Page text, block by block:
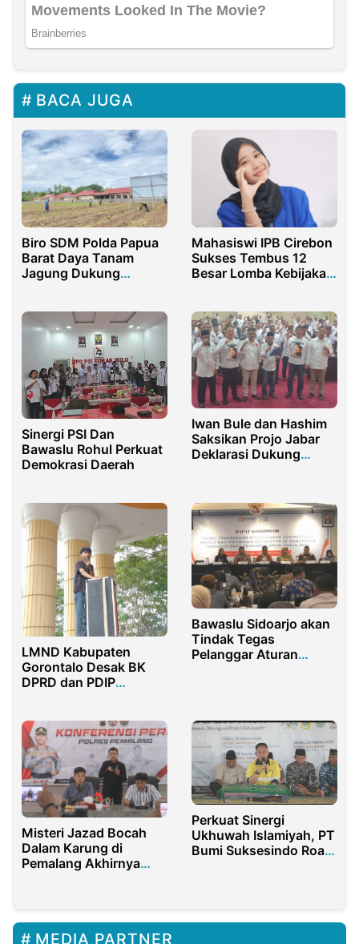
BACA JUGA
Biro SDM Polda Papua
Barat Daya Tanam
Jagung Dukung
Mahasiswi IPB Cirebon
Sukses Tembus 12
Besar Lomba Kebijakan
Sinergi PSI Dan
Bawaslu Rohul Perkuat
Demokrasi Daerah
Iwan Bule dan Hashim
Saksikan Projo Jabar
Deklarasi Dukung
LMND Kabupaten
Gorontalo Desak BK
DPRD dan PDIP
Bawaslu Sidoarjo akan
Tindak Tegas
Pelanggar Aturan
Misteri Jazad Bocah
Dalam Karung di
Pemalang Akhirnya
Perkuat Sinergi
Ukhuwah Islamiyah, PT
Bumi Suksesindo Road
MEDIA PARTNER